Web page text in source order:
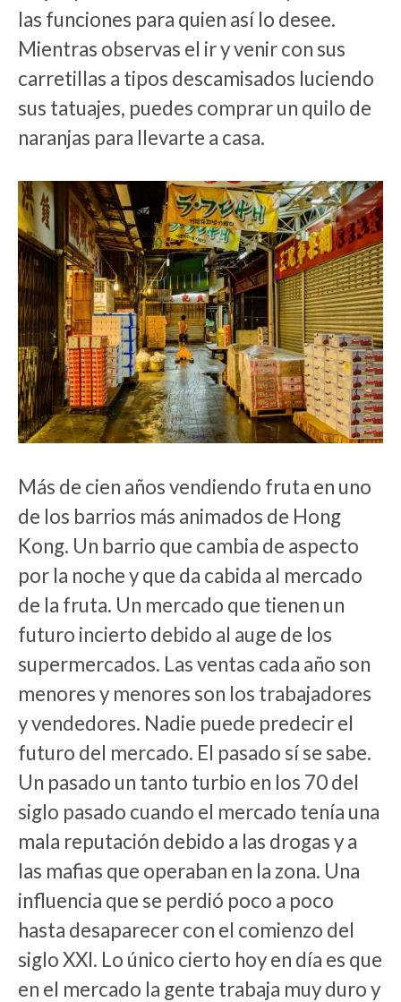
las funciones para quien así lo desee.
Mientras observas el ir y venir con sus
carretillas a tipos descamisados luciendo
sus tatuajes, puedes comprar un quilo de
naranjas para llevarte a casa.
Más de cien años vendiendo fruta en uno
de los barrios más animados de Hong
Kong. Un barrio que cambia de aspecto
por la noche y que da cabida al mercado
de la fruta. Un mercado que tienen un
futuro incierto debido al auge de los
supermercados. Las ventas cada año son
menores y menores son los trabajadores
y vendedores. Nadie puede predecir el
futuro del mercado. El pasado sí se sabe.
Un pasado un tanto turbio en los 70 del
siglo pasado cuando el mercado tenía una
mala reputación debido a las drogas y a
las mafias que operaban en la zona. Una
influencia que se perdió poco a poco
hasta desaparecer con el comienzo del
siglo XXI. Lo único cierto hoy en día es que
en el mercado la gente trabaja muy duro y